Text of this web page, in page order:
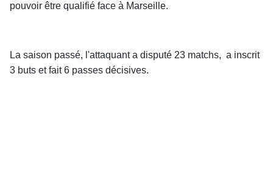
pouvoir être qualifié face à Marseille.
La saison passé, l'attaquant a disputé 23 matchs, a inscrit
3 buts et fait 6 passes décisives.